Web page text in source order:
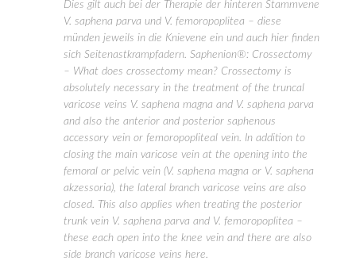
Dies gilt auch bei der Therapie der hinteren Stammvene
V. saphena parva und V. femoropoplitea – diese
münden jeweils in die Knievene ein und auch hier finden
sich Seitenastkrampfadern. Saphenion®: Crossectomy
– What does crossectomy mean? Crossectomy is
absolutely necessary in the treatment of the truncal
varicose veins V. saphena magna and V. saphena parva
and also the anterior and posterior saphenous
accessory vein or femoropopliteal vein. In addition to
closing the main varicose vein at the opening into the
femoral or pelvic vein (V. saphena magna or V. saphena
akzessoria), the lateral branch varicose veins are also
closed. This also applies when treating the posterior
trunk vein V. saphena parva and V. femoropoplitea –
these each open into the knee vein and there are also
side branch varicose veins here.